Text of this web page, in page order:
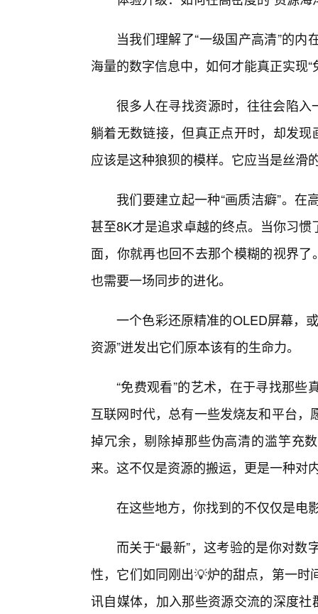
当我们理解了“一级国产高清”的
海量的数字信息中，如何才能真正实现
很多人在寻找资源时，往往会陷入
躺着无数链接，但真正点开时，却发
应该是这种狼狈的模样。它应当是丝滑
我们要建立起一种“画质洁癖”。
甚至8K才是追求卓越的终点。当你习
面，你就再也回不去那个模糊的视界
也需要一场同步的进化。
一个色彩还原精准的OLED屏幕，
资源”迸发出它们原本该有的生命力。
“免费观看”的艺术，在于寻找那
互联网时代，总有一些发烧友和平台
掉冗余，剔除掉那些伪高清的滥竽充
来。这不仅是资源的搬运，更是一种对
在这些地方，你找到的不仅仅是电
而关于“最新”，这考验的是你对
性，它们如同刚出💡炉的甜点，第一
讯自媒体，加入那些资源交流的深度